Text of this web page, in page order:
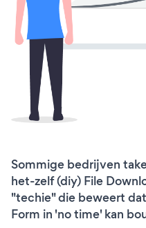
Sommige bedrijven
het-zelf (diy) File
"techie" die beweert
Form in 'no time' kan